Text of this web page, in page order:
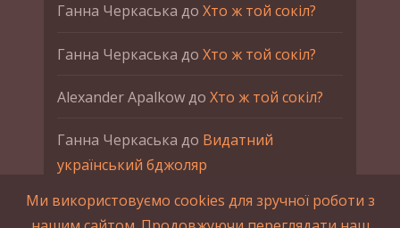
Ганна Черкаська до Хто ж той сокіл?
Ганна Черкаська до Хто ж той сокіл?
Alexander Apalkowдо Хто ж той сокіл?
Ганна Черкаська до Видатний
український бджоляр
Ганна ЧеркаськадоПетро Франко
Ми використовуємо cookies для зручної роботи з